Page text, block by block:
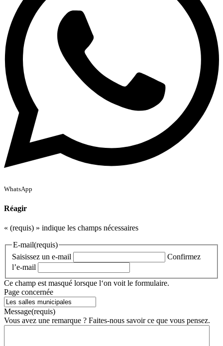
WhatsApp
Réagir
« (requis) » indique les champs nécessaires
E-mail(requis)
Saisissez un e-mail
Confirmez
l’e-mail
Ce champ est masqué lorsque l‘on voit le formulaire.
Page concernée
Message(requis)
Vous avez une remarque ? Faites-nous savoir ce que vous pensez.